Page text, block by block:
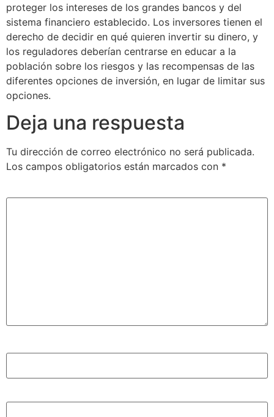
proteger los intereses de los grandes bancos y del
sistema financiero establecido. Los inversores tienen el
derecho de decidir en qué quieren invertir su dinero, y
los reguladores deberían centrarse en educar a la
población sobre los riesgos y las recompensas de las
diferentes opciones de inversión, en lugar de limitar sus
opciones.
Deja una respuesta
Tu dirección de correo electrónico no será publicada.
Los campos obligatorios están marcados con *